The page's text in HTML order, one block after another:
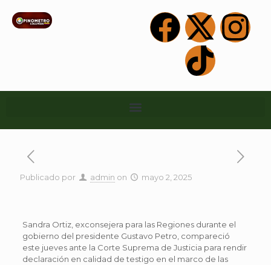
Publicado por admin on mayo 2, 2025
Sandra Ortiz, exconsejera para las Regiones durante el
gobierno del presidente Gustavo Petro, compareció
este jueves ante la Corte Suprema de Justicia para rendir
declaración en calidad de testigo en el marco de las